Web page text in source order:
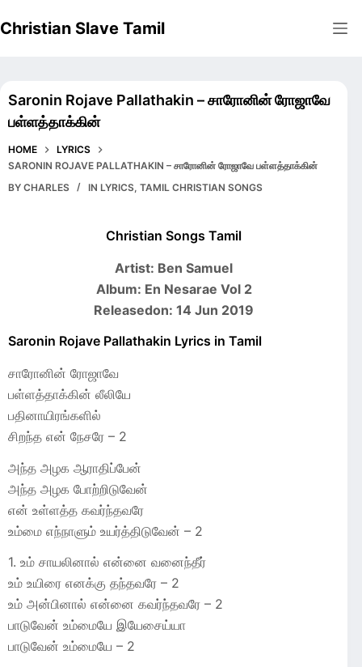
to
Christian Slave Tamil
Saronin Rojave Pallathakin – சாரோனின் ரோஜாவே
பள்ளத்தாக்கின்
HOME
LYRICS
SARONIN ROJAVE PALLATHAKIN – சாரோனின் ரோஜாவே பள்ளத்தாக்கின்
BY CHARLES IN LYRICS,TAMIL CHRISTIAN SONGS
Christian Songs Tamil
Artist: Ben Samuel
Album: En Nesarae Vol 2
Releasedon: 14 Jun 2019
Saronin Rojave Pallathakin Lyrics in Tamil
சாரோனின் ரோஜாவே
பள்ளத்தாக்கின் லீலியே
பதினாயிரங்களில்
சிறந்த என் நேசரே – 2
அந்த அழக ஆராதிப்பேன்
அந்த அழக போற்றிடுவேன்
என் உள்ளத்த கவர்ந்தவரே
உம்மை எந்நாளும் உயர்த்திடுவேன் – 2
1. உம் சாயலினால் என்னை வனைந்தீர்
உம் உயிரை எனக்கு தந்தவரே – 2
உம் அன்பினால் என்னை கவர்ந்தவரே – 2
பாடுவேன் உம்மையே இயேசைய்யா
பாடுவேன் உம்மையே – 2